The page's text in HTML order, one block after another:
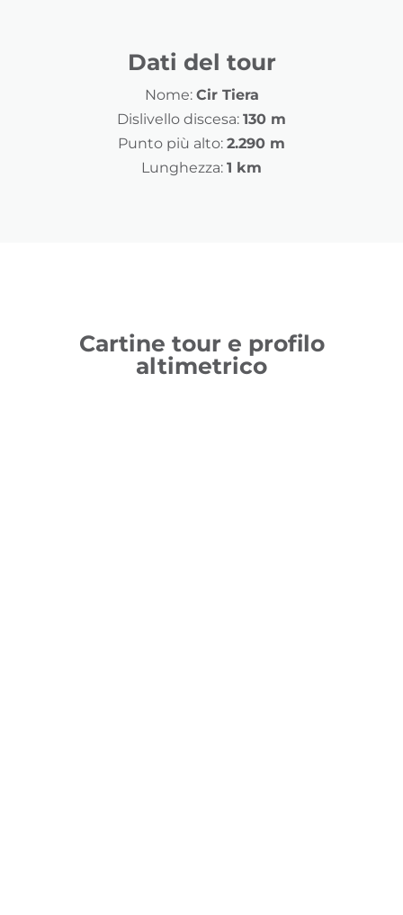
Dati del tour
Nome: Cir Tiera
Dislivello discesa: 130 m
Punto più alto: 2.290 m
Lunghezza: 1 km
Cartine tour e profilo
altimetrico